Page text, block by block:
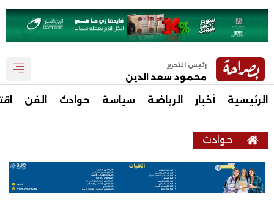
رئيس التحرير
محمود سعد الدين
الرئيسية أخبار الرياضة سياسة حوادث الفن
حوادث